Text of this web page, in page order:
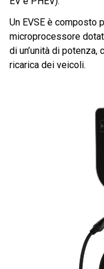
Un EVSE è composto
microprocessore
di un’unità di potenza,
ricarica dei veicoli.